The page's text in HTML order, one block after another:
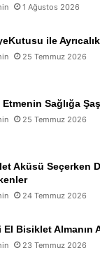
1 Ağustos 2026
ile
25 Temmuz 2026
Sağlığa
25 Temmuz 2026
Aküsü Seçerken
24 Temmuz 2026
El Bisiklet Almanın
23 Temmuz 2026